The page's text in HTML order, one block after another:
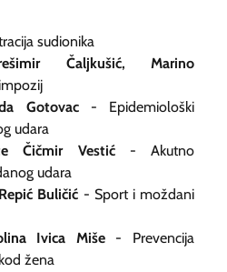
sudionika
Čaljkušić, Marino
Gotovac - Epidemiološki
udara
Čičmir Vestić -Akutno
udara
Buličić - Sport i moždani
Ivica Miše - Prevencija
žena